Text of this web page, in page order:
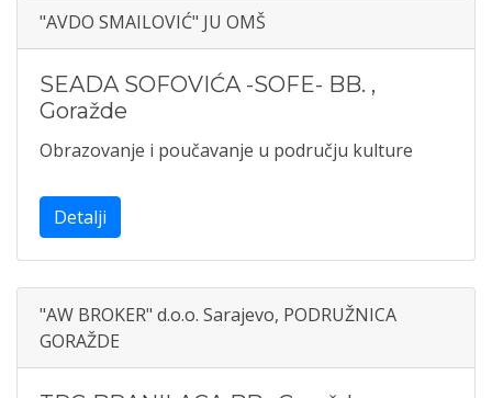
"AVDO SMAILOVIĆ" JU OMŠ
SEADA SOFOVIĆA -SOFE- BB. ,
Goražde
Obrazovanje i poučavanje u području kulture
Detalji
"AW BROKER" d.o.o. Sarajevo, PODRUŽNICA
GORAŽDE